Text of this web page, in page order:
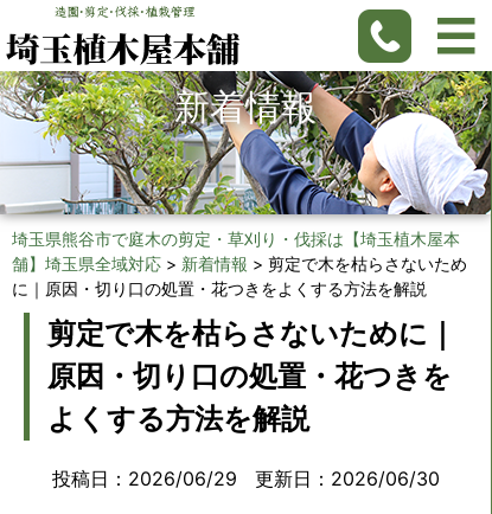
新着情報
埼玉県熊谷市で庭木の剪定・草刈り・伐採は【埼玉植木屋本
舗】埼玉県全域対応 > 新着情報 > 剪定で木を枯らさないため
に｜原因・切り口の処置・花つきをよくする方法を解説
剪定で木を枯らさないために｜
原因・切り口の処置・花つきを
よくする方法を解説
投稿日：2026/06/29 更新日：2026/06/30